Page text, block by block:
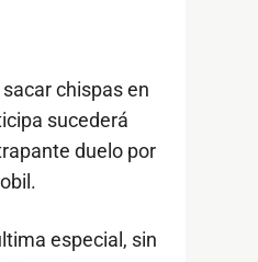
chispas en
sucederá
duelo por
especial, sin